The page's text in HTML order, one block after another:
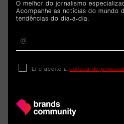
ARTIGOS
O melhor do jornalismo
Acompanhe as notícias do mundo
tendências do dia-a-dia.
Li e aceito a política de